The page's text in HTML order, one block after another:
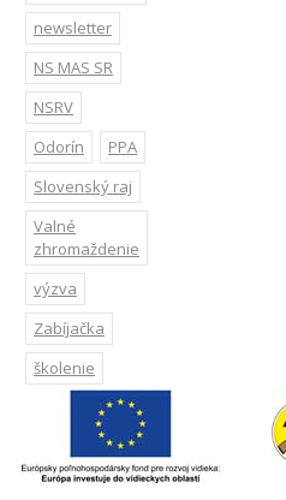
newsletter
NS MAS SR
NSRV
Odorín
PPA
Slovenský raj
Valné
zhromaždenie
výzva
Zabíjačka
školenie